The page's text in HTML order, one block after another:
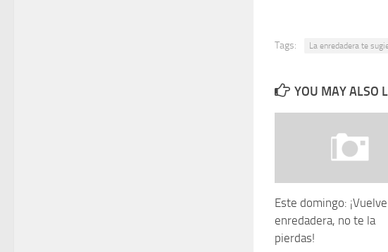
Tags: La enredadera te
YOU MAY ALSO
Este domingo:
enredadera, no te la
pierdas!